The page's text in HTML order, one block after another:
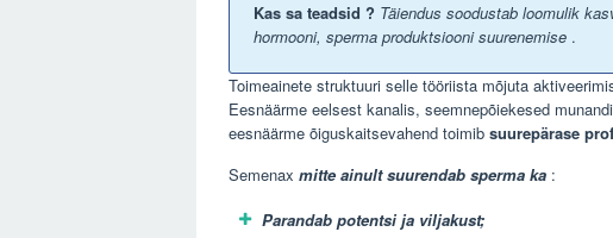
Kas sa teadsid ? Täiendus soodustab loomulik
hormooni, sperma produktsiooni suurenemise .
Toimeainete struktuuri selle tööriista mõjuta
Eesnäärme eelsest kanalis, seemnepõiekesed
eesnäärme õiguskaitsevahend toimib suurepärase
Semenax mitte ainult suurendab sperma ka :
Parandab potentsi ja viljakust;